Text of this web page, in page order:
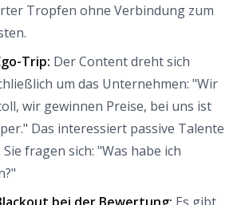
Tropfen ohne Verbindung zum
Trip: Der Content dreht sich
um das Unternehmen: "Wir
wir gewinnen Preise, bei uns ist
Das interessiert passive Talente
Sie fragen sich: "Was habe ich